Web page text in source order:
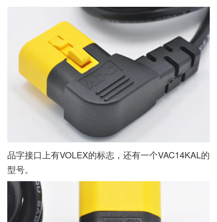
品字接口上有VOLEX的标志，还有一个VAC14KAL的
型号。